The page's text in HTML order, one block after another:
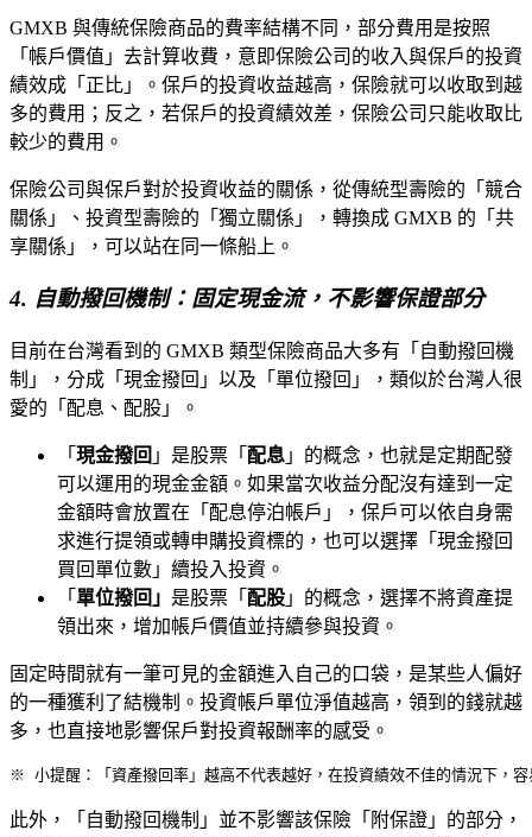
GMXB 與傳統保險商品的費率結構不同，部分費用是按照
「帳戶價值」去計算收費，意即保險公司的收入與保戶的投資
績效成「正比」。保戶的投資收益越高，保險就可以收取到越
多的費用；反之，若保戶的投資績效差，保險公司只能收取比
較少的費用。
保險公司與保戶對於投資收益的關係，從傳統型壽險的「競合
關係」、投資型壽險的「獨立關係」，轉換成 GMXB 的「共
享關係」，可以站在同一條船上。
4. 自動撥回機制：固定現金流，不影響保證部分
目前在台灣看到的 GMXB 類型保險商品大多有「自動撥回機
制」，分成「現金撥回」以及「單位撥回」，類似於台灣人很
愛的「配息、配股」。
「 現金撥回 」是股票「 配息 」的概念，也就是定期配發
可以運用的現金金額。如果當次收益分配沒有達到一定
金額時會放置在「配息停泊帳戶」，保戶可以依自身需
求進行提領或轉申購投資標的，也可以選擇「現金撥回
買回單位數」續投入投資。
「 單位撥回」 是股票「 配股 」的概念，選擇不將資產提
領出來，增加帳戶價值並持續參與投資。
固定時間就有一筆可見的金額進入自己的口袋，是某些人偏好
的一種獲利了結機制。投資帳戶單位淨值越高，領到的錢就越
多，也直接地影響保戶對投資報酬率的感受。
※ 小提醒：「資產撥回率」越高不代表越好，在投資績效不佳的情況下，
此外，「自動撥回機制」並不影響該保險「附保證」的部分，